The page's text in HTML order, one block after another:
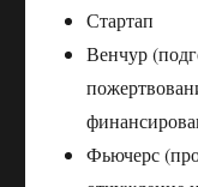
Стартап
Венчур
Фьючерс